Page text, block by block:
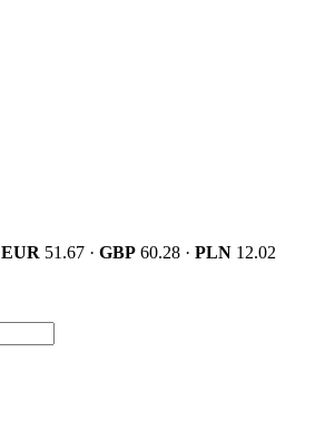
EUR 51.67 · GBP 60.28 · PLN 12.02